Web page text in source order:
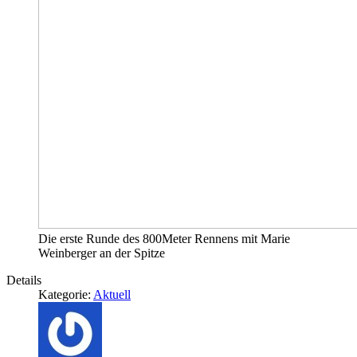
Die erste Runde des 800Meter Rennens mit Marie
Weinberger an der Spitze
Details
Kategorie: Aktuell